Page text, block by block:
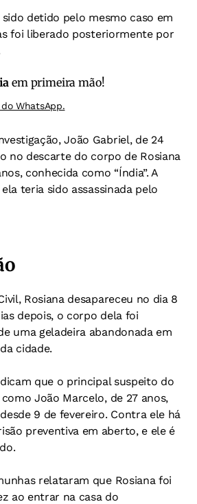
sido detido pelo mesmo caso em
foi liberado posteriormente por
em primeira mão!
WhatsApp.
João Gabriel, de 24
no descarte do corpo de Rosiana
conhecida como “Índia”. A
teria sido assassinada pelo
Rosiana desapareceu no dia 8
depois, o corpo dela foi
uma geladeira abandonada em
cidade.
que o principal suspeito do
João Marcelo, de 27 anos,
9 de fevereiro. Contra ele há
preventiva em aberto, e ele é
relataram que Rosiana foi
ao entrar na casa do